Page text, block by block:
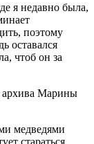
я недавно была,
поэтому
оставался
чтоб он за
архива Марины
медведями
стараться